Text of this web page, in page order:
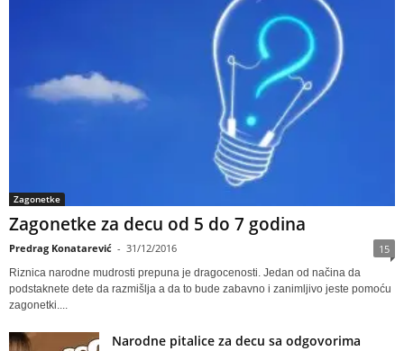
Zagonetke
Zagonetke za decu od 5 do 7 godina
Predrag Konatarević - 31/12/2016 15
Riznica narodne mudrosti prepuna je dragocenosti. Jedan od načina da
podstaknete dete da razmišlja a da to bude zabavno i zanimljivo jeste pomoću
zagonetki....
Narodne pitalice za decu sa odgovorima